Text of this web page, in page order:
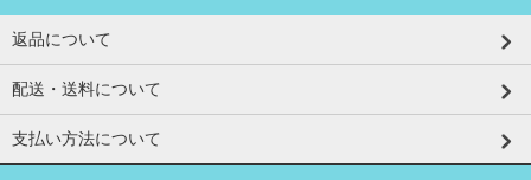
返品について
配送・送料について
支払い方法について